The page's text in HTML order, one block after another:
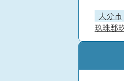
大分市
玖珠郡